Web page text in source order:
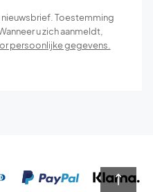
nieuwsbrief. Toestemming
u zich aanmeldt,
persoonlijke gegevens.